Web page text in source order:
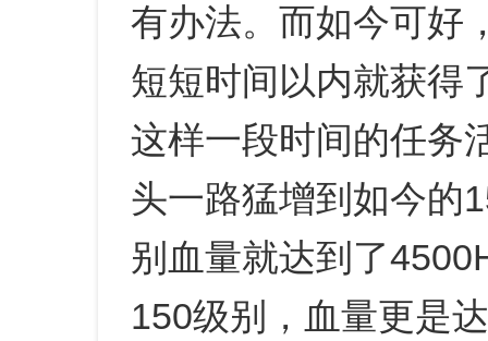
有办法。而如今可好
短短时间以内就获得
这样一段时间的任务
头一路猛增到如今的
别血量就达到了
150级别，血量更是